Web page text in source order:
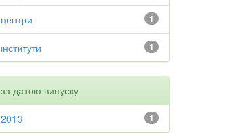
1
центри
1
інститути
за датою випуску
1
2013